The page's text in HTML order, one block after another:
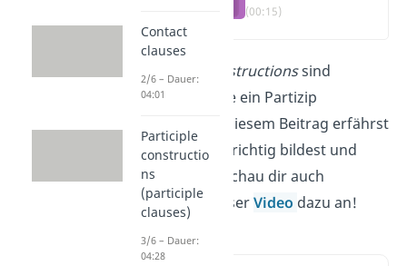
(00:15)
Participle constructionssind
Ausdrücke, die ein Partizip
enthalten. In diesem Beitrag erfährst
du, wie du sie richtig bildest und
verwendest. Schau dir auch
unbedingt unserVideo dazu an!
Contact
clauses
2/6 – Dauer:
04:01
Participle
constructio
ns
(participle
clauses)
3/6 – Dauer:
04:28